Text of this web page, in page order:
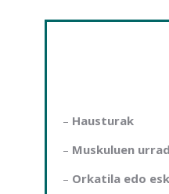
– Hausturak
– Muskuluen
– Orkatila edo